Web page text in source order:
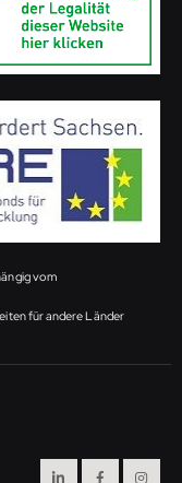
vom
für andere Länder